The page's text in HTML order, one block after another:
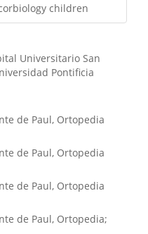
children
Universitario San
Pontificia
de Paul, Ortopedia
de Paul, Ortopedia
de Paul, Ortopedia
de Paul, Ortopedia;